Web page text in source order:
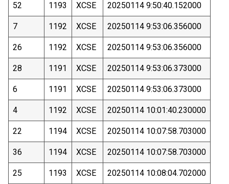
52 1193 XCSE 20250114 9:50:40.152000
7 1192 XCSE 20250114 9:53:06.356000
26 1192 XCSE 20250114 9:53:06.356000
28 1191 XCSE 20250114 9:53:06.373000
6 1191 XCSE 20250114 9:53:06.373000
4 1192 XCSE 20250114 10:01:40.230000
22 1194 XCSE 20250114 10:07:58.703000
36 1194 XCSE 20250114 10:07:58.703000
25 1193 XCSE 20250114 10:08:04.702000